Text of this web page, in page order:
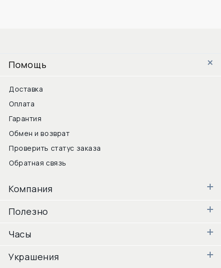
Помощь
Доставка
Оплата
Гарантия
Обмен и возврат
Проверить статус заказа
Обратная связь
Компания
Полезно
Часы
Украшения